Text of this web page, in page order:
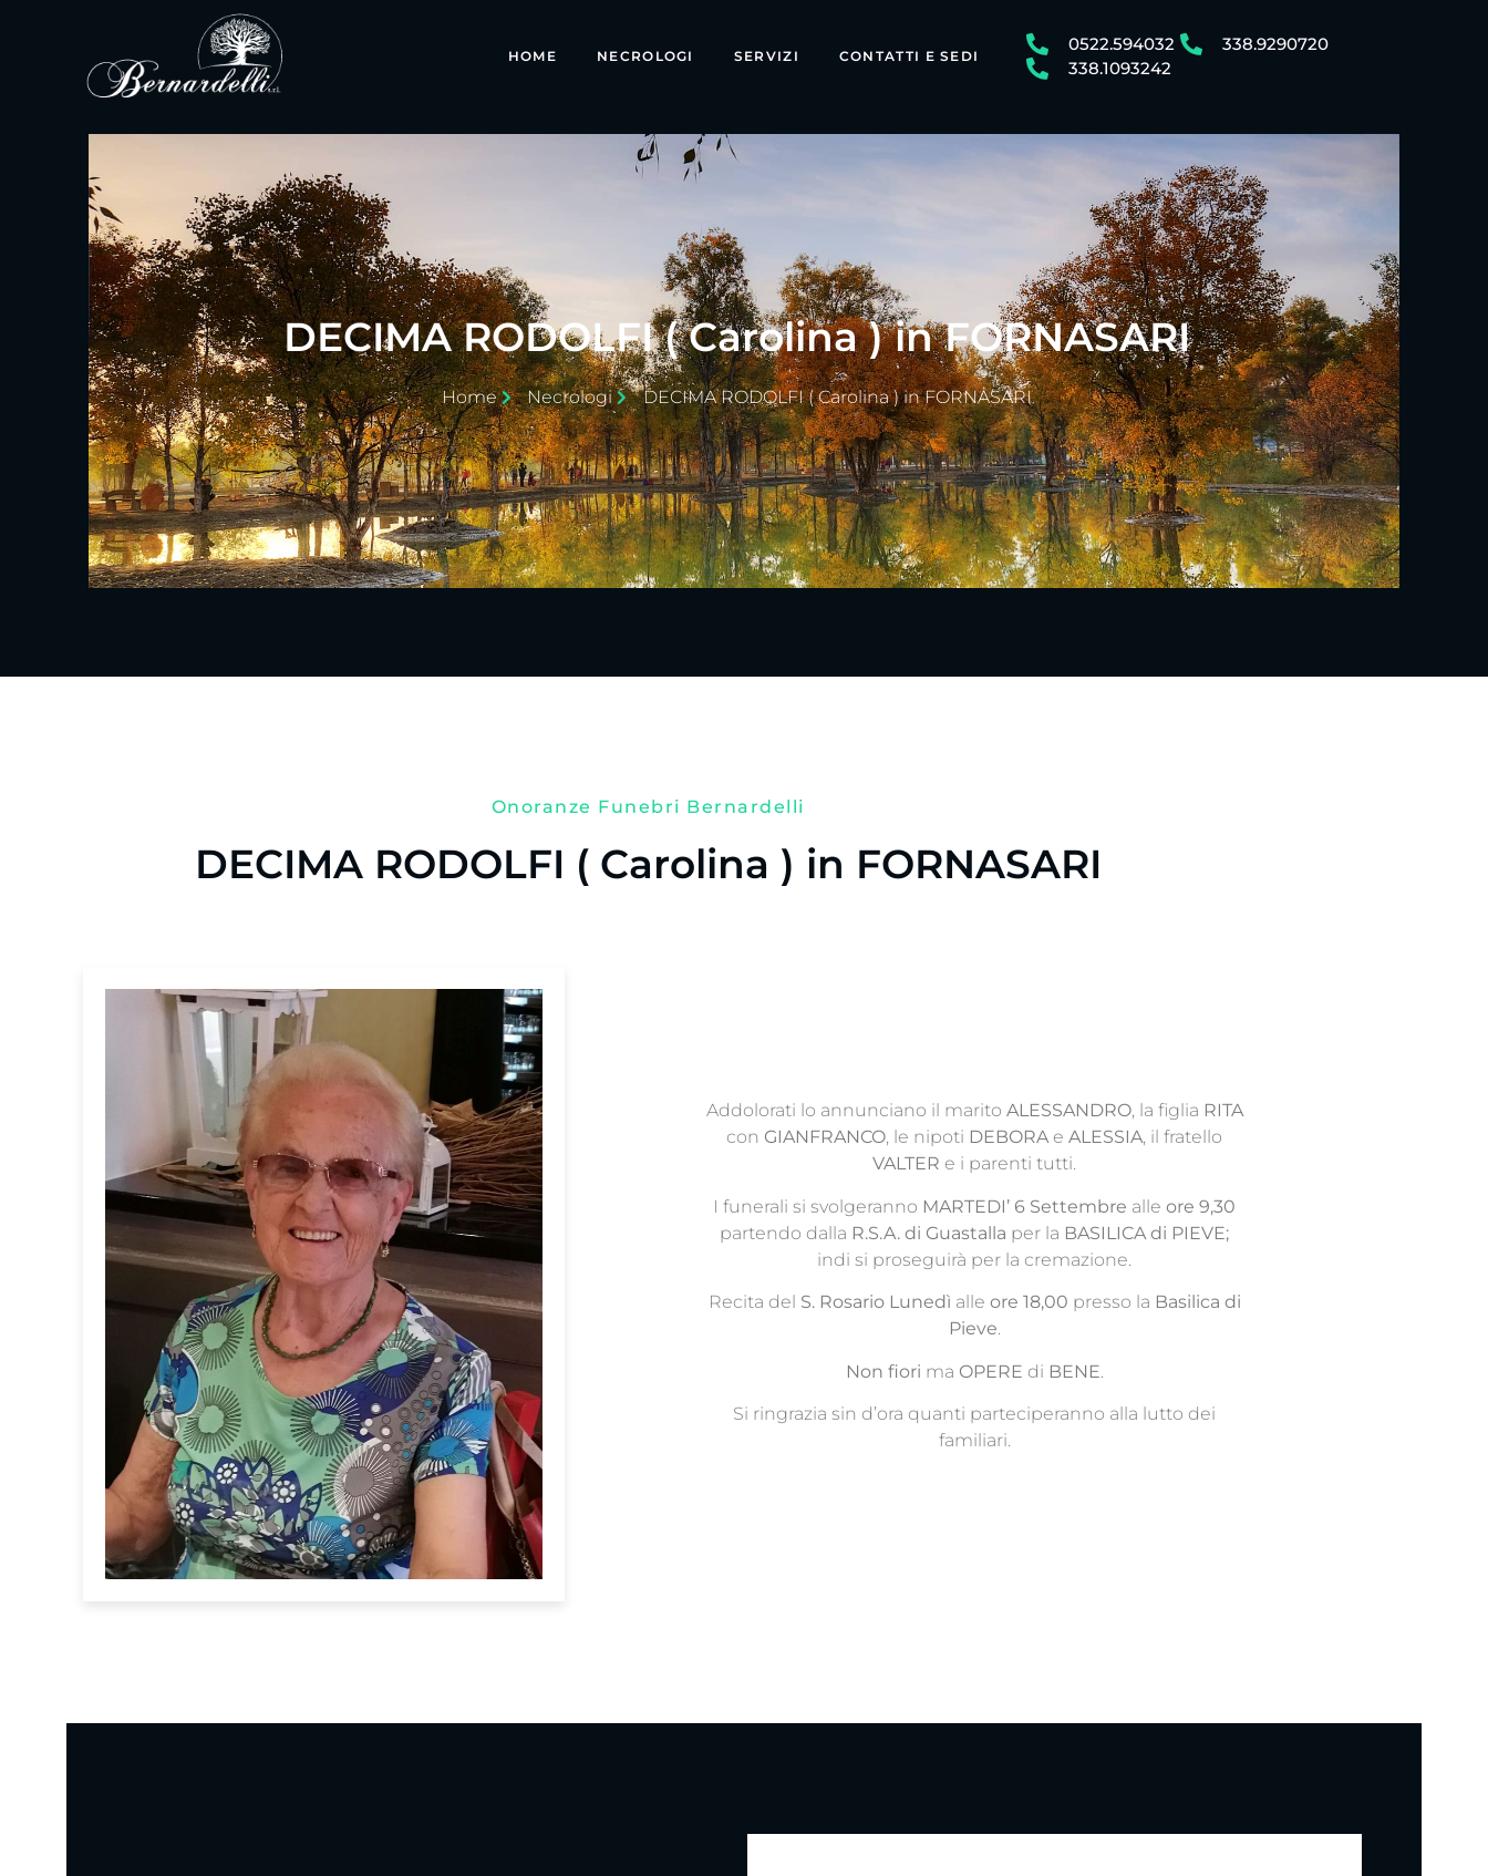
HOME NECROLOGI SERVIZI CONTATTI E SEDI
0522.594032
338.9290720
338.1093242
DECIMA RODOLFI ( Carolina ) in FORNASARI
Home Necrologi DECIMA RODOLFI ( Carolina ) in FORNASARI
Onoranze Funebri Bernardelli
DECIMA RODOLFI ( Carolina ) in FORNASARI
Addolorati lo annunciano il marito ALESSANDRO, la figlia RITA
con GIANFRANCO, le nipoti DEBORA eALESSIA, il fratello
VALTER e i parenti tutti.
I funerali si svolgeranno MARTEDI’ 6 Settembre alleore 9,30
partendo dalla R.S.A. di Guastalla per la BASILICA di PIEVE;
indi si proseguirà per la cremazione.
Recita del S. Rosario Lunedì alle ore 18,00 presso la Basilica di
Pieve.
Non fiori ma OPERE di BENE.
Si ringrazia sin d’ora quanti parteciperanno alla lutto dei
familiari.